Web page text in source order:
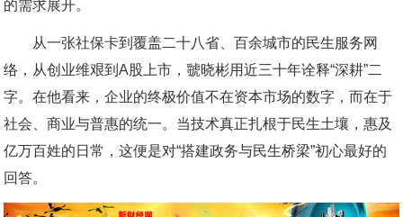
的需求展开。
从一张社保卡到覆盖二十八省、百余城市的民生服务网
络，从创业维艰到A股上市，虢晓彬用近三十年诠释“深耕”二
字。在他看来，企业的终极价值不在资本市场的数字，而在于
社会、商业与普惠的统一。当技术真正扎根于民生土壤，惠及
亿万百姓的日常，这便是对“搭建政务与民生桥梁”初心最好的
回答。